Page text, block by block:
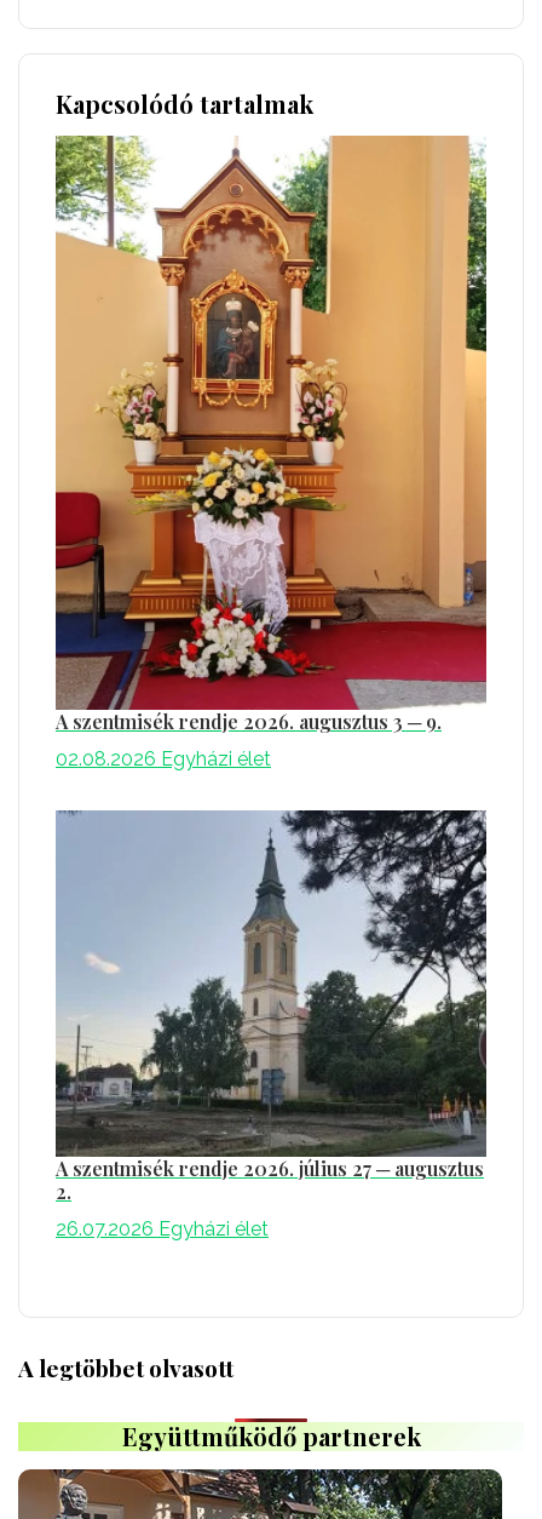
Kapcsolódó tartalmak
A szentmisék rendje 2026. augusztus 3 ─ 9.
02.08.2026 Egyházi élet
A szentmisék rendje 2026. július 27 ─ augusztus
2.
26.07.2026 Egyházi élet
A legtöbbet olvasott
Együttműködő partnerek